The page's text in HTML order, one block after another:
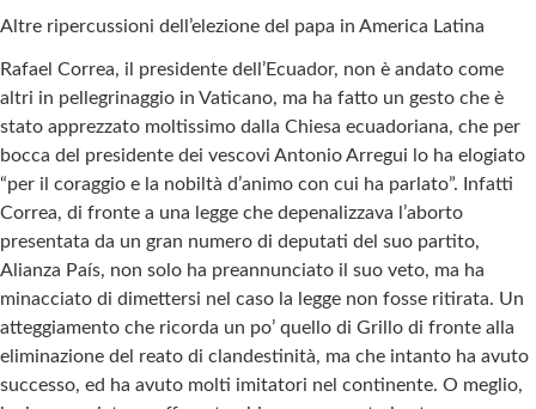
Altre ripercussioni dell’elezione del papa in America Latina
Rafael Correa, il presidente dell’Ecuador, non è andato come
altri in pellegrinaggio in Vaticano, ma ha fatto un gesto che è
stato apprezzato moltissimo dalla Chiesa ecuadoriana, che per
bocca del presidente dei vescovi Antonio Arregui lo ha elogiato
“per il coraggio e la nobiltà d’animo con cui ha parlato”. Infatti
Correa, di fronte a una legge che depenalizzava l’aborto
presentata da un gran numero di deputati del suo partito,
Alianza País, non solo ha preannunciato il suo veto, ma ha
minacciato di dimettersi nel caso la legge non fosse ritirata. Un
atteggiamento che ricorda un po’ quello di Grillo di fronte alla
eliminazione del reato di clandestinità, ma che intanto ha avuto
successo, ed ha avuto molti imitatori nel continente. O meglio,